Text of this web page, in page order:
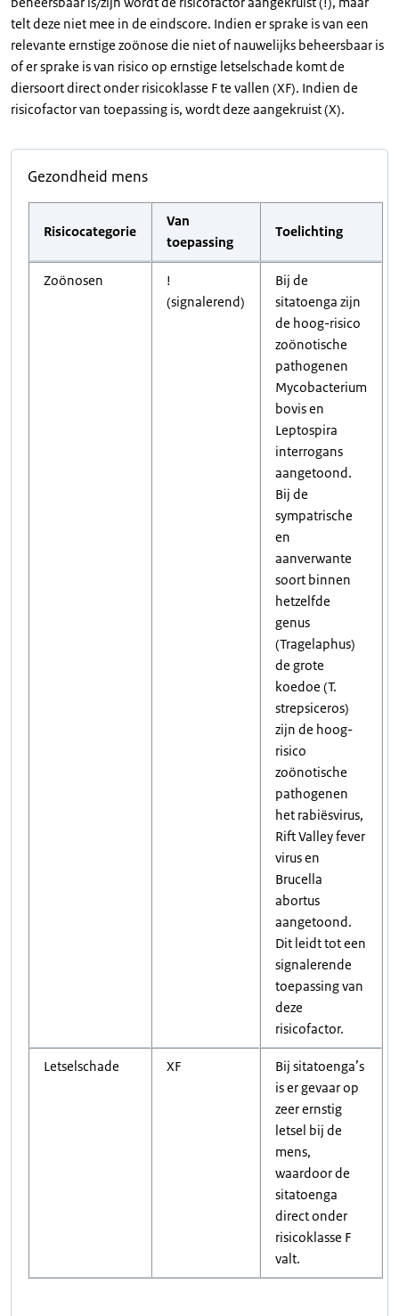
telt deze niet mee in de eindscore. Indien er sprake is van een
relevante ernstige zoönose die niet of nauwelijks beheersbaar is
of er sprake is van risico op ernstige letselschade komt de
diersoort direct onder risicoklasse F te vallen (XF). Indien de
risicofactor van toepassing is, wordt deze aangekruist (X).
Gezondheid mens
Risicocategorie
Van
toepassing
Toelichting
Zoönosen
!
(signalerend)
Bij de
sitatoenga zijn
de hoog-risico
zoönotische
pathogenen
Mycobacterium
bovis en
Leptospira
interrogans
aangetoond.
Bij de
sympatrische
en
aanverwante
soort binnen
hetzelfde
genus
(Tragelaphus)
de grote
koedoe (T.
strepsiceros)
zijn de hoog-
risico
zoönotische
pathogenen
het rabiësvirus,
Rift Valley fever
virus en
Brucella
abortus
aangetoond.
Dit leidt tot een
signalerende
toepassing van
deze
risicofactor.
Letselschade XF
Bij sitatoenga’s
is er gevaar op
zeer ernstig
letsel bij de
mens,
waardoor de
sitatoenga
direct onder
risicoklasse F
valt.